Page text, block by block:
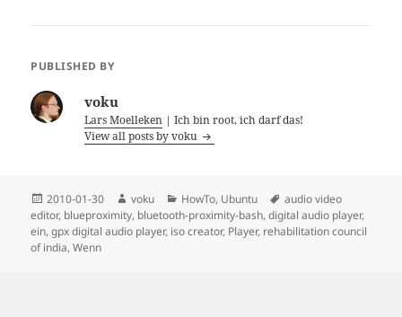
PUBLISHED BY
voku
Lars Moelleken | Ich bin root, ich darf das!
View all posts by voku
Posted
on
2010-01-30 Author
voku Categories
HowTo, Ubuntu Tags
audio video
editor, blueproximity, bluetooth-proximity-bash,digital audio player,
ein,gpx digital audio player, iso creator, Player, rehabilitation council
of india,Wenn